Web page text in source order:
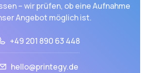
– wir prüfen, ob eine Aufnahme
Angebot möglich ist.
+49 201 890 63 448
hello@printegy.de